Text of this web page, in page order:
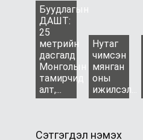
Буудлагын
ДАШТ:
25
метрийн
дасгалд
Монголын
тамирчид
алт,...
Нутаг
чимсэн
мянган
оны
ижилсэл...
Сэтгэгдэл нэмэх